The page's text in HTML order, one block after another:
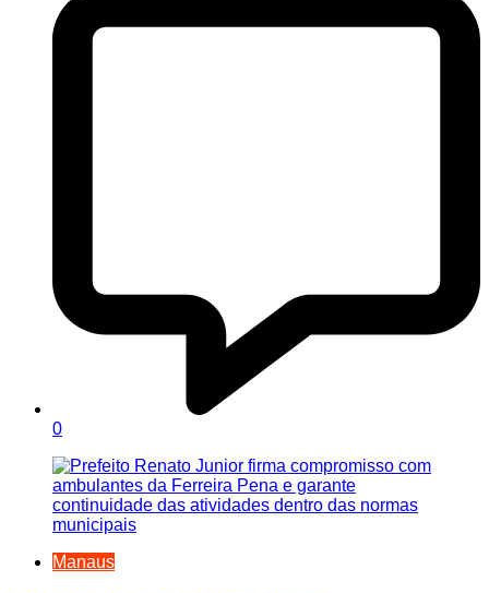
0
Manaus